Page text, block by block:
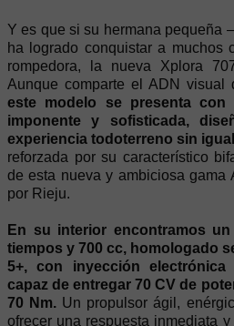
Y es que si su hermana
ha logrado conquistar a muchos
rompedora, la nueva Xplora
Aunque comparte el ADN visual
este modelo se presenta con
imponente y sofisticada,
experiencia todoterreno sin
reforzada por su característico
de esta nueva y ambiciosa gama
por Rieju.
En su interior encontramos
tiempos y 700 cc, homologado
5+, con inyección
capaz de entregar 70 CV de
70 Nm. Un propulsor ágil,
ofrecer una respuesta inmediata